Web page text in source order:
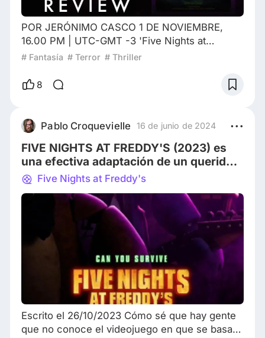
POR JERÓNIMO CASCO 1 DE NOVIEMBRE,
16.00 PM | UTC-GMT -3 'Five Nights at
Freddy's' | Review Hay un término que la
espera paciente. No tiene nombre este
adaptada (ya sea de un libro, un videojuego u
otra fuente) logra su cometido con ambos
lados, es decir, con el lado de los fa
# Fantasía # Terror # Thriller
8
Pablo Croquevielle 16 de junio de 2024
FIVE NIGHTS AT FREDDY'S (2023) es
una efectiva adaptación de un querido
videojuego
Five Nights at Freddy's
Escrito el 26/10/2023 Cómo sé que hay gente
que no conoce el videojuego en que se basa